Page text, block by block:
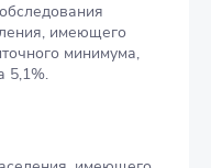
имеющего
минимума,
5,1%.